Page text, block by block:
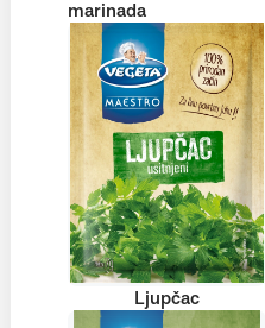
marinada
Ljupčac